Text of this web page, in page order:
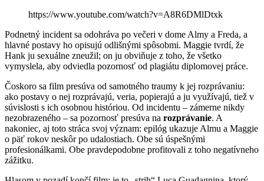
https://www.youtube.com/watch?v=A8R6DMlDtxk
Podnetný incident sa odohráva po večeri v dome Almy a Freda, a
hlavné postavy ho opisujú odlišnými spôsobmi. Maggie tvrdí, že
Hank ju sexuálne zneužil; on ju obviňuje z toho, že všetko
vymyslela, aby odviedla pozornosť od plagiátu diplomovej práce.
Čoskoro sa film presúva od samotného traumy k jej rozprávaniu:
ako postavy o nej rozprávajú, veria, popierajú a ju využívajú, tiež v
súvislosti s ich osobnou históriou. Od incidentu – zámerne nikdy
nezobrazeného – sa pozornosť presúva na rozprávanie. A
nakoniec, aj toto stráca svoj význam: epilóg ukazuje Almu a Maggie
o päť rokov neskôr po udalostiach. Obe sú úspešnými
profesionálkami. Obe pravdepodobne profitovali z toho negatívneho
zážitku.